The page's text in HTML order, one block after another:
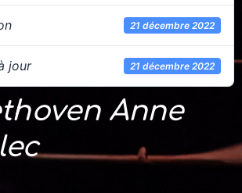
21 décembre 2022
jour 21 décembre 2022
Anne